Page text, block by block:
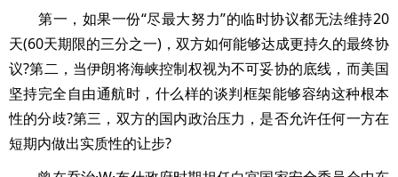
第一，如果一份“尽最大努力”的临时协议都无法维持20
天(60天期限的三分之一)，双方如何能够达成更持久的最终协
议?第二，当伊朗将海峡控制权视为不可妥协的底线，而美国
坚持完全自由通航时，什么样的谈判框架能够容纳这种根本
性的分歧?第三，双方的国内政治压力，是否允许任何一方在
短期内做出实质性的让步?